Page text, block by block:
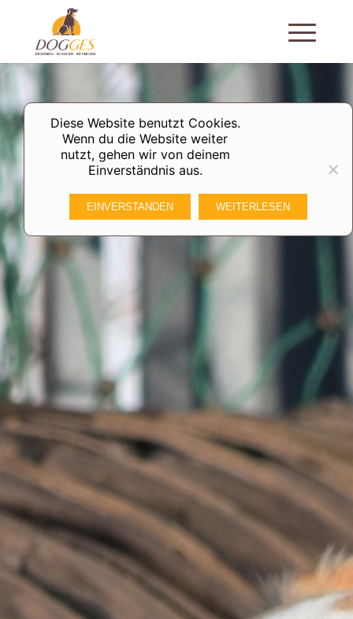
Diese Website benutzt Cookies.
Wenn du die Website weiter
nutzt, gehen wir von deinem
Einverständnis aus.
EINVERSTANDEN WEITERLESEN